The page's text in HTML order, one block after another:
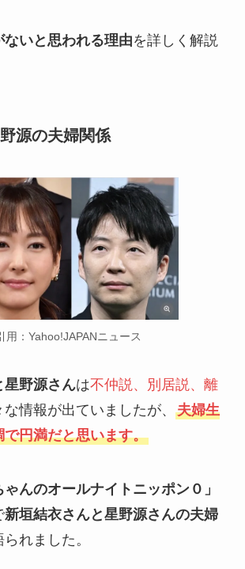
いと思われる理由を詳しく解説
源の夫婦関係
用：Yahoo!JAPANニュース
星野源さんは不仲説、別居説、離
情報が出ていましたが、 夫婦生
円満だと思います。
ゃんのオールナイトニッポン０」
新垣結衣さんと星野源さんの夫婦
れました。